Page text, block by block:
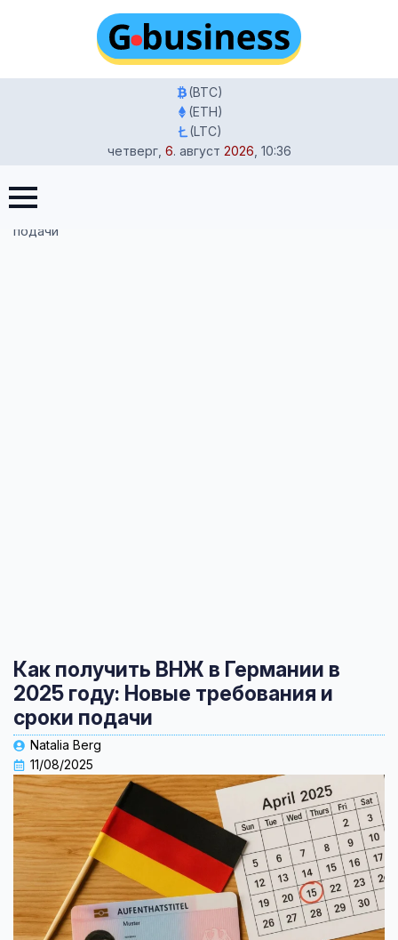
(BTC)
(ETH)
(LTC)
четверг, 6. август 2026 10:36
Главная
ВНЖ в Германии в 2025 году: Новые требования и сроки
подачи
Как получить ВНЖ в Германии в
2025 году: Новые требования и
сроки подачи
Natalia Berg
11/08/2025